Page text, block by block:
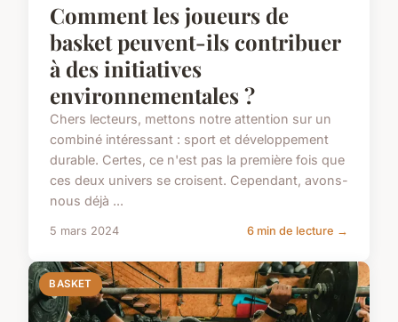
Comment les joueurs de
basket peuvent-ils contribuer
à des initiatives
environnementales ?
Chers lecteurs, mettons notre attention sur un
combiné intéressant : sport et développement
durable. Certes, ce n'est pas la première fois que
ces deux univers se croisent. Cependant, avons-
nous déjà ...
5 mars 2024 6 min de lecture →
BASKET